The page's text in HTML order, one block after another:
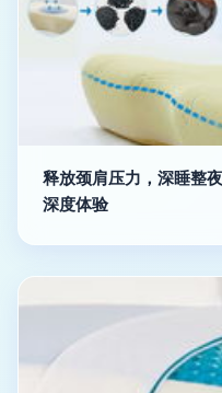
释放颈肩压力，深睡整
深度体验